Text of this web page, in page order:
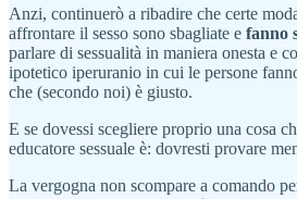
Anzi, continuerò a ribadire che certe
affrontare il sesso sono sbagliate e fanno
parlare di sessualità in maniera onesta e
ipotetico iperuranio in cui le persone
che (secondo noi) è giusto.
E se dovessi scegliere proprio una cosa
educatore sessuale è: dovresti provare
La vergogna non scompare a comando